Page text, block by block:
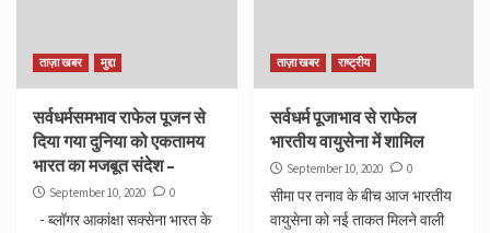
ताज़ा खबर मुद्दा
सर्वधर्मसमभाव राफेल पूजन से
दिया गया दुनिया को एकतामय
भारत का मजबूत संदेश –
September 10, 2020 0
- ब्लॉगर आकांक्षा सक्सेना भारत के
ताज़ा खबर राष्ट्रीय
सर्वधर्म पूजाभाव से राफेल
भारतीय वायुसेना में शामिल
September 10, 2020 0
सीमा पर तनाव के बीच आज भारतीय
वायुसेना को नई ताकत मिलने वाली